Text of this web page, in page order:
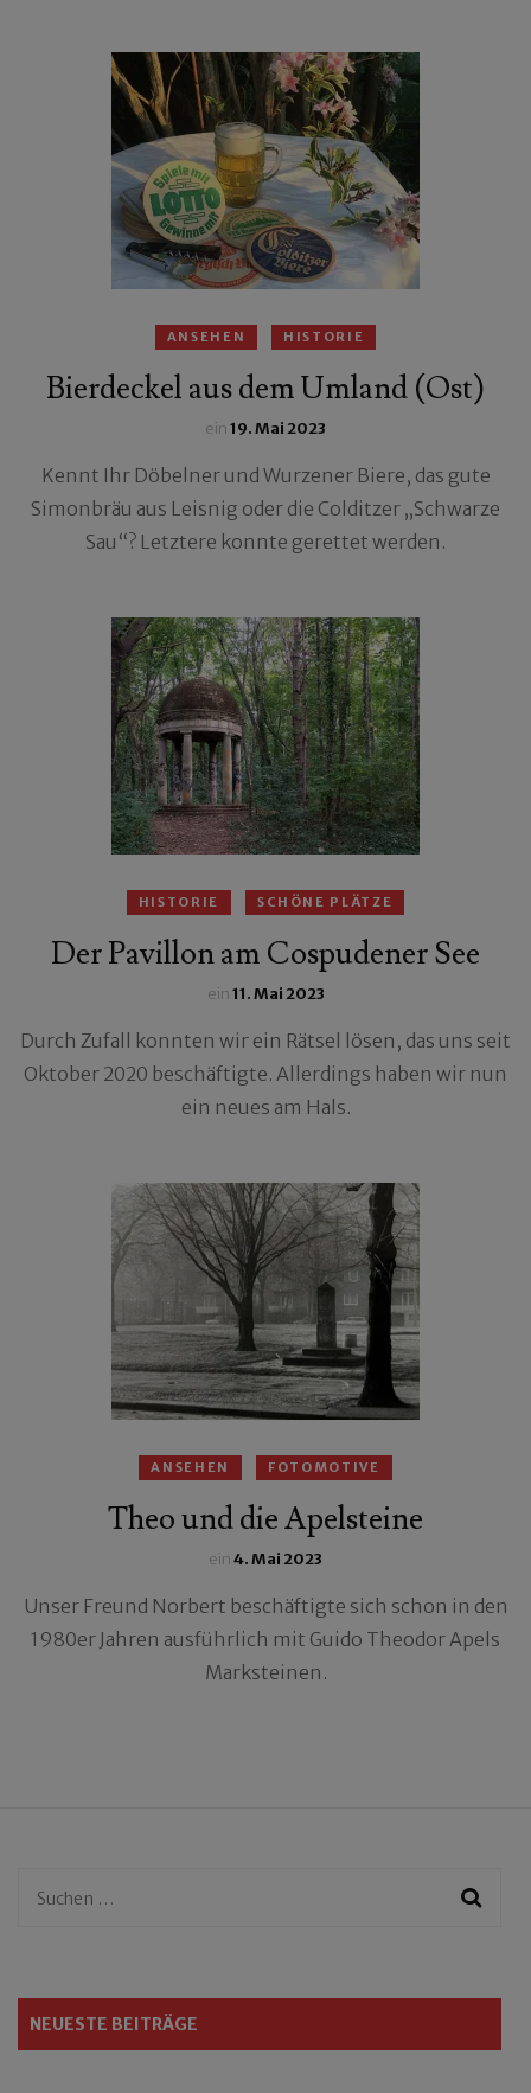
ANSEHEN HISTORIE
Bierdeckel aus dem Umland (Ost)
ein19. Mai 2023
Kennt Ihr Döbelner und Wurzener Biere, das gute
Simonbräu aus Leisnig oder die Colditzer „Schwarze
Sau“? Letztere konnte gerettet werden.
HISTORIE SCHÖNE PLÄTZE
Der Pavillon am Cospudener See
ein11. Mai 2023
Durch Zufall konnten wir ein Rätsel lösen, das uns seit
Oktober 2020 beschäftigte. Allerdings haben wir nun
ein neues am Hals.
ANSEHEN FOTOMOTIVE
Theo und die Apelsteine
ein4. Mai 2023
Unser Freund Norbert beschäftigte sich schon in den
1980er Jahren ausführlich mit Guido Theodor Apels
Marksteinen.
Suchen
NEUESTE BEITRÄGE